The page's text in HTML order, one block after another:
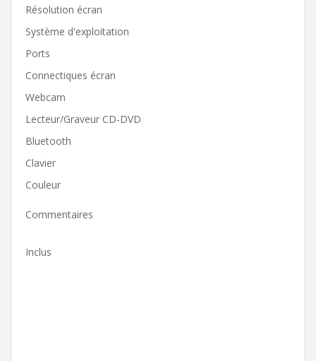
Résolution écran
Système d'exploitation
Ports
Connectiques écran
Webcam
Lecteur/Graveur CD-DVD
Bluetooth
Clavier
Couleur
Commentaires
Inclus